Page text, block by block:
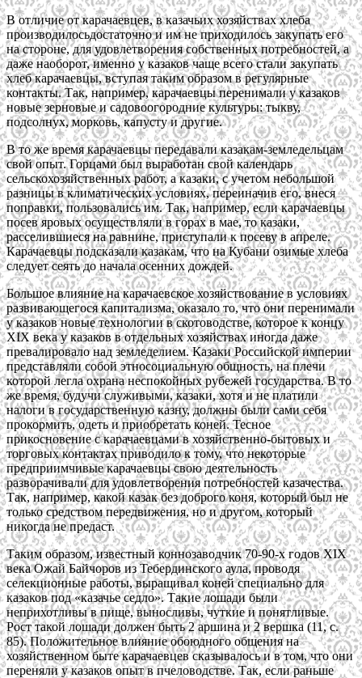
В отличие от карачаевцев, в казачьих хозяйствах хлеба
производилосьдостаточно и им не приходилось закупать его
на стороне, для удовлетворения собственных потребностей, а
даже наоборот, именно у казаков чаще всего стали закупать
хлеб карачаевцы, вступая таким образом в регулярные
контакты. Так, например, карачаевцы перенимали у казаков
новые зерновые и садовоогородние культуры: тыкву,
подсолнух, морковь, капусту и другие.
В то же время карачаевцы передавали казакам-земледельцам
свой опыт. Горцами был выработан свой календарь
сельскохозяйственных работ, а казаки, с учетом небольшой
разницы в климатических условиях, переиначив его, внеся
поправки, пользовались им. Так, например, если карачаевцы
посев яровых осуществляли в горах в мае, то казаки,
расселившиеся на равнине, приступали к посеву в апреле.
Карачаевцы подсказали казакам, что на Кубани озимые хлеба
следует сеять до начала осенних дождей.
Большое влияние на карачаевское хозяйствование в условиях
развивающегося капитализма, оказало то, что они перенимали
у казаков новые технологии в скотоводстве, которое к концу
XIX века у казаков в отдельных хозяйствах иногда даже
превалировало над земледелием. Казаки Российской империи
представляли собой этносоциальную общность, на плечи
которой легла охрана неспокойных рубежей государства. В то
же время, будучи служивыми, казаки, хотя и не платили
налоги в государственную казну, должны были сами себя
прокормить, одеть и приобретать коней. Тесное
прикосновение с карачаевцами в хозяйственно-бытовых и
торговых контактах приводило к тому, что некоторые
предприимчивые карачаевцы свою деятельность
разворачивали для удовлетворения потребностей казачества.
Так, например, какой казак без доброго коня, который был не
только средством передвижения, но и другом, который
никогда не предаст.
Таким образом, известный коннозаводчик 70-90-х годов XIX
века Ожай Байчоров из Тебердинского аула, проводя
селекционные работы, выращивал коней специально для
казаков под «казачье седло». Такие лошади были
неприхотливы в пище, выносливы, чуткие и понятливые.
Рост такой лошади должен быть 2 аршина и 2 вершка (11, с.
85). Положительное влияние обоюдного общения на
хозяйственном быте карачаевцев сказывалось и в том, что они
переняли у казаков опыт в пчеловодстве. Так, если раньше